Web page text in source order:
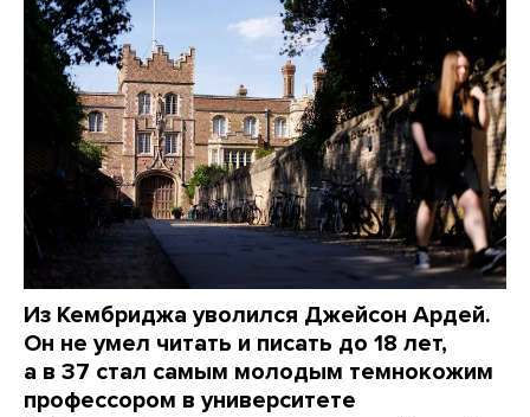
Из Кембриджа уволился Джейсон Ардей.
Он не умел читать и писать до 18 лет,
а в 37 стал самым молодым темнокожим
профессором в университете